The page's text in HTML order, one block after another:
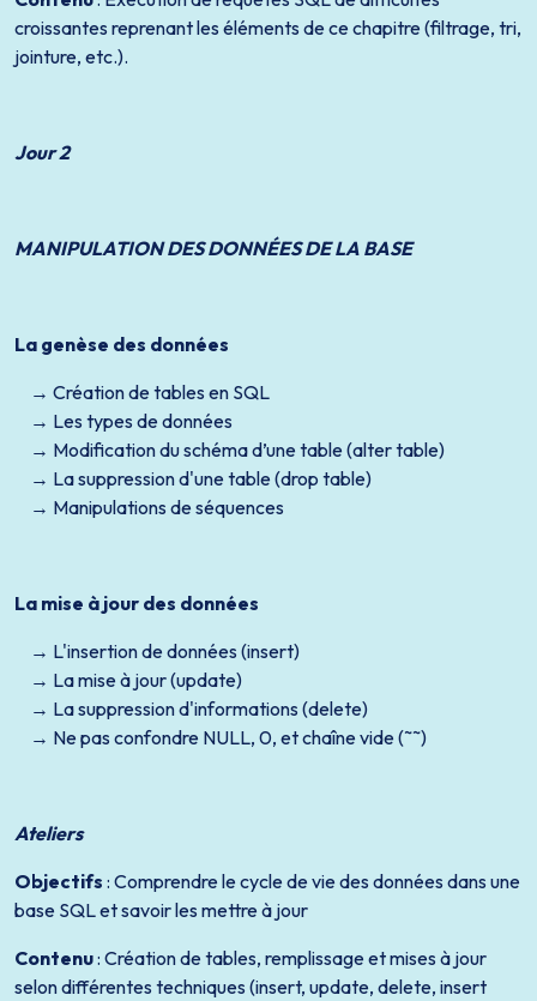
croissantes reprenant les éléments de ce chapitre (filtrage, tri,
jointure, etc.).
Jour 2
MANIPULATION DES DONNÉES DE LA BASE
La genèse des données
Création de tables en SQL
Les types de données
Modification du schéma d’une table (alter table)
La suppression d'une table (drop table)
Manipulations de séquences
La mise à jour des données
L'insertion de données (insert)
La mise à jour (update)
La suppression d'informations (delete)
Ne pas confondre NULL, 0, et chaîne vide (˜˜)
Ateliers
Objectifs : Comprendre le cycle de vie des données dans une
base SQL et savoir les mettre à jour
Contenu: Création de tables, remplissage et mises à jour
selon différentes techniques (insert, update, delete, insert